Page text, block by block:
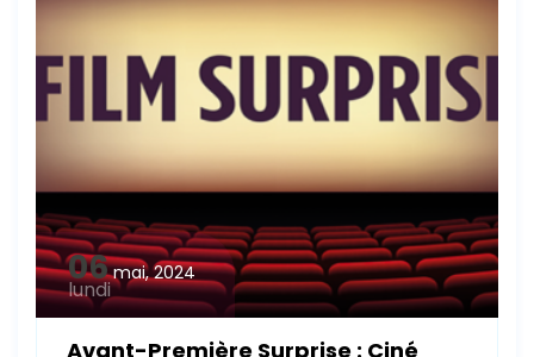
06 mai, 2024
lundi
Avant-Première Surprise : Ciné